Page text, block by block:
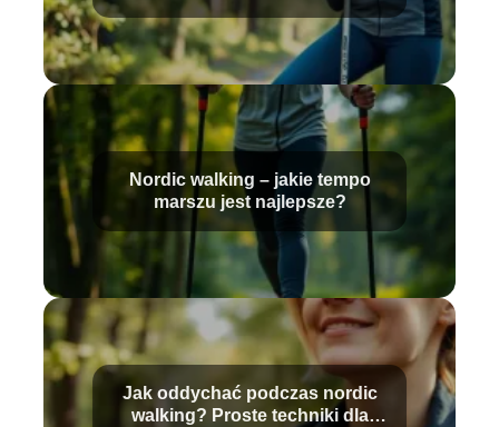
wykonać?
Nordic walking – jakie tempo
marszu jest najlepsze?
Jak oddychać podczas nordic
walking? Proste techniki dla